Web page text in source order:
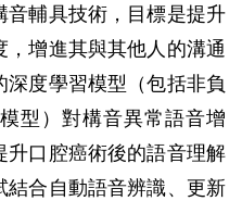
音輔具技術，目標是提升
增進其與其他人的溝通
度學習模型（包括非負
型）對構音異常語音增
升口腔癌術後的語音理解
結合自動語音辨識、更新